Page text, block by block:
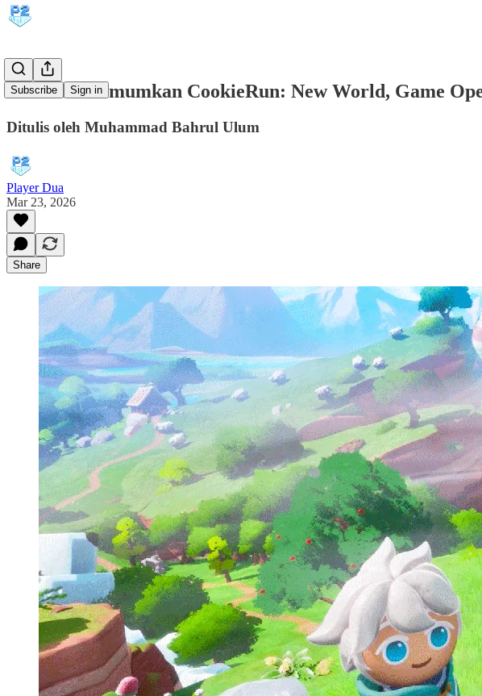
Subscribe Sign in
Devsisters Umumkan CookieRun: New World, Game
Ditulis oleh Muhammad Bahrul Ulum
Player Dua
Mar 23, 2026
Share